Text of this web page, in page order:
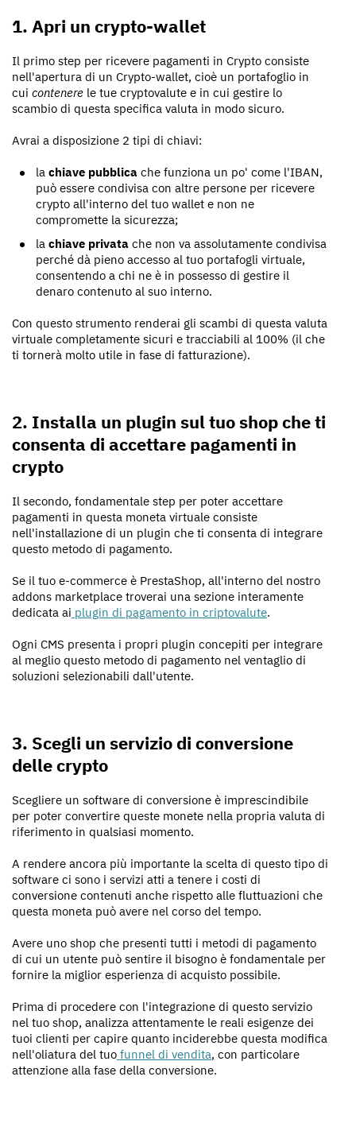
1. Apri un crypto-wallet
Il primo step per ricevere pagamenti in Crypto consiste
nell'apertura di un Crypto-wallet, cioè un portafoglio in
cui contenere le tue cryptovalute e in cui gestire lo
scambio di questa specifica valuta in modo sicuro.
Avrai a disposizione 2 tipi di chiavi:
la chiave pubblica che funziona un po' come l'IBAN,
può essere condivisa con altre persone per ricevere
crypto all'interno del tuo wallet e non ne
compromette la sicurezza;
la chiave privata che non va assolutamente condivisa
perché dà pieno accesso al tuo portafogli virtuale,
consentendo a chi ne è in possesso di gestire il
denaro contenuto al suo interno.
Con questo strumento renderai gli scambi di questa valuta
virtuale completamente sicuri e tracciabili al 100% (il che
ti tornerà molto utile in fase di fatturazione).
2. Installa un plugin sul tuo shop che ti
consenta di accettare pagamenti in
crypto
Il secondo, fondamentale step per poter accettare
pagamenti in questa moneta virtuale consiste
nell'installazione di un plugin che ti consenta di integrare
questo metodo di pagamento.
Se il tuo e-commerce è PrestaShop, all'interno del nostro
addons marketplace troverai una sezione interamente
dedicata ai plugin di pagamento in criptovalute.
Ogni CMS presenta i propri plugin concepiti per integrare
al meglio questo metodo di pagamento nel ventaglio di
soluzioni selezionabili dall'utente.
3. Scegli un servizio di conversione
delle crypto
Scegliere un software di conversione è imprescindibile
per poter convertire queste monete nella propria valuta di
riferimento in qualsiasi momento.
A rendere ancora più importante la scelta di questo tipo di
software ci sono i servizi atti a tenere i costi di
conversione contenuti anche rispetto alle fluttuazioni che
questa moneta può avere nel corso del tempo.
Avere uno shop che presenti tutti i metodi di pagamento
di cui un utente può sentire il bisogno è fondamentale per
fornire la miglior esperienza di acquisto possibile.
Prima di procedere con l'integrazione di questo servizio
nel tuo shop, analizza attentamente le reali esigenze dei
tuoi clienti per capire quanto inciderebbe questa modifica
nell'oliatura del tuo funnel di vendita, con particolare
attenzione alla fase della conversione.